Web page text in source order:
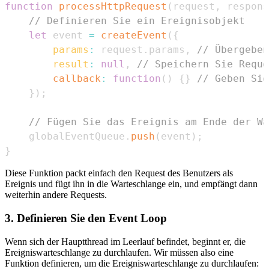
function
processHttpRequest ( request ,
// Definieren Sie ein Ereignisobjekt
let
event = createEvent ( {
params : request . params ,
//
result : null ,
// Speichern Sie
callback : function ( ) { }
// Geben
} ) ;
// Fügen Sie das Ereignis am Ende der
    globalEventQueue
. push ( event ) ;
}
Diese Funktion packt einfach den Request des Benutzers als
Ereignis und fügt ihn in die Warteschlange ein, und empfängt dann
weiterhin andere Requests.
3. Definieren Sie den Event Loop
Wenn sich der Hauptthread im Leerlauf befindet, beginnt er, die
Ereigniswarteschlange zu durchlaufen. Wir müssen also eine
Funktion definieren, um die Ereigniswarteschlange zu durchlaufen: